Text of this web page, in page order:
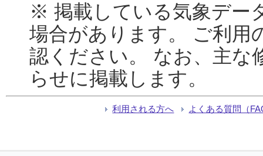
※ 掲載している気象デー
場合があります。 ご利用
認ください。 なお、主な
らせに掲載します。
利用される方へ よくある質問（